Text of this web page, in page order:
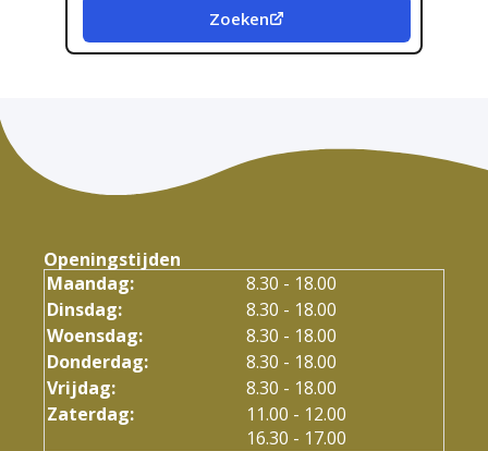
Zoeken
Openingstijden
Maandag:
8.30 - 18.00
Dinsdag:
8.30 - 18.00
Woensdag:
8.30 - 18.00
Donderdag:
8.30 - 18.00
Vrijdag:
8.30 - 18.00
Zaterdag:
11.00 tot
- 12.00
16.30 tot
- 17.00